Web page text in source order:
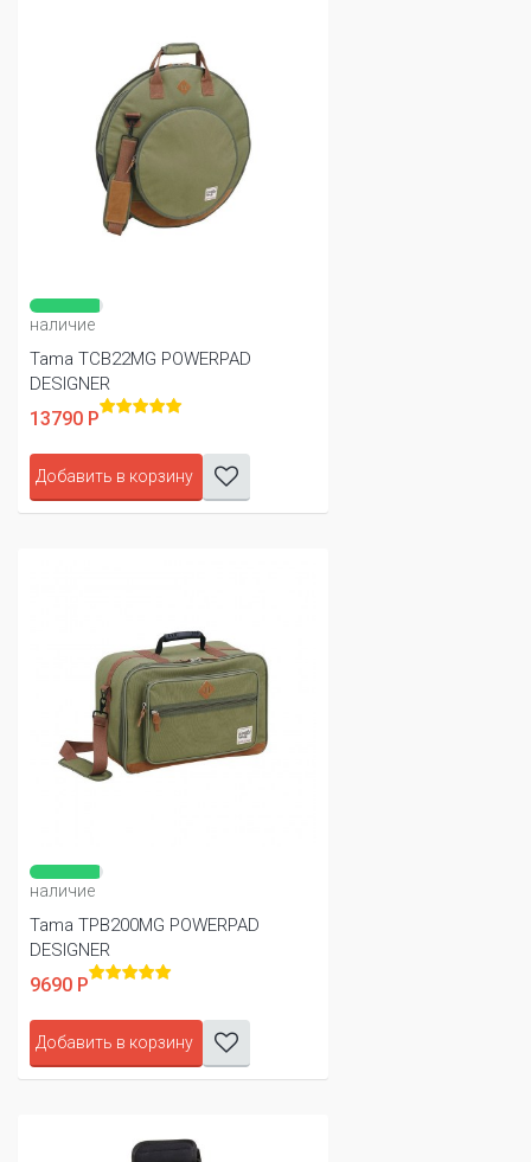
наличие
Tama TCB22MG POWERPAD
DESIGNER
13790 Р
Добавить в корзину
наличие
Tama TPB200MG POWERPAD
DESIGNER
9690 Р
Добавить в корзину